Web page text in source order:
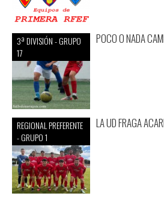
3ª DIVISIÓN - GRUPO
17
POCO O NADA
REGIONAL PREFERENTE
- GRUPO 1
LA UD FRAGA